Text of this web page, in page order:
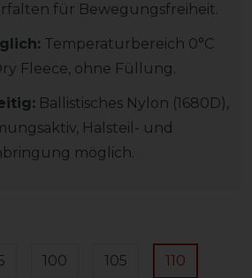
für Bewegungsfreiheit.
Temperaturbereich 0°C
Fleece, ohne Füllung.
Ballistisches Nylon (1680D),
Halsteil- und
möglich.
100 105 110